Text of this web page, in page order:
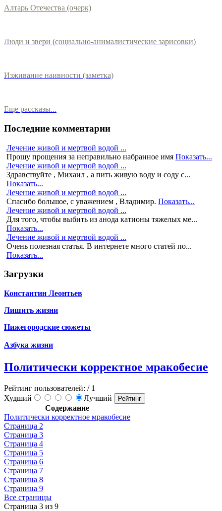
Алтарь Отечества (очерк)
Люди и звери (социально-анималистические зарисовки)
Изживание наивности (заметка)
Еще рассказы...
Последние комментарии
Лечение живой и мертвой водой ...
Прошу прощения за неправильно набранное имя Показать...
Лечение живой и мертвой водой ...
Здравствуйте , Михаил , а пить живую воду и соду с...
Показать...
Лечение живой и мертвой водой ...
Спасибо большое, с уважением , Владимир. Показать...
Лечение живой и мертвой водой ...
Для того, чтобы выбить из анода катионы тяжелых ме...
Показать...
Лечение живой и мертвой водой ...
Очень полезная статья. В интернете много статей по...
Показать...
Загрузки
Константин Леонтьев
Лишить жизни
Нижегородские сюжеты
Азбука жизни
Политически корректное мракобесие
Рейтинг пользователей: / 1
Худший
Лучший
Содержание
Политически корректное мракобесие
Страница 2
Страница 3
Страница 4
Страница 5
Страница 6
Страница 7
Страница 8
Страница 9
Все страницы
Страница 3 из 9